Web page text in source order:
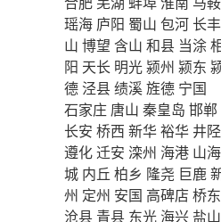
瑶海 庐阳 蜀山 包河 长丰
山 博望 含山 和县 当涂
阳 天长 明光颍州 颍东
德 泾县绩溪旌德 宁国
石家庄 唐山 秦皇岛 邯郸
长安 桥西 新华裕华 井陉
遵化迁安 滦州 海港 山
城 内丘 柏乡 隆尧 巨鹿
州 定州 安国 高碑店 桥东
沧县 青县 东光 海兴 盐山